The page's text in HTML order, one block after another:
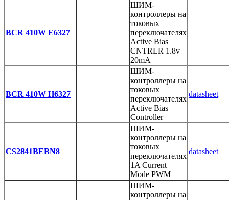
BCR 410W E6327
ШИМ-
контроллеры на
токовых
переключателях
Active Bias
CNTRLR 1.8v
20mA
BCR 410W H6327
ШИМ-
контроллеры на
токовых
переключателях
Active Bias
Controller
datasheet
CS2841BEBN8
ШИМ-
контроллеры на
токовых
переключателях
1A Current
Mode PWM
datasheet
ШИМ-
контроллеры на